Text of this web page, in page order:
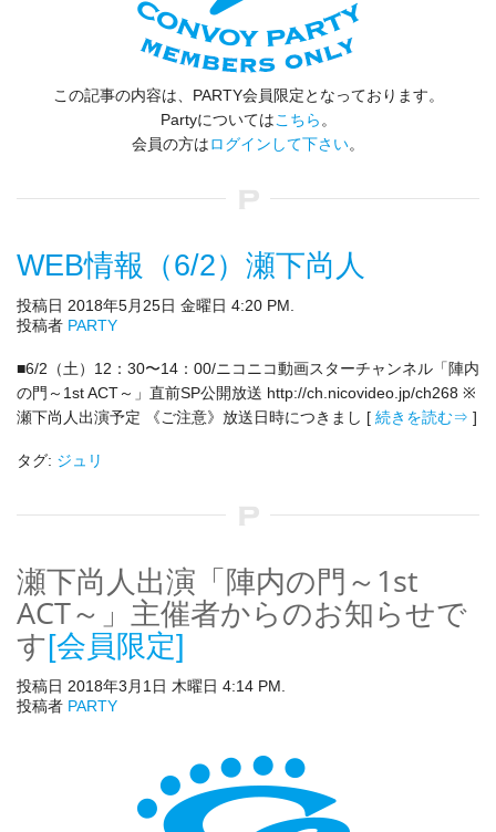
この記事の内容は、PARTY会員限定となっております。
Partyについてはこちら 。
会員の方はログインして下さい。
WEB情報（6/2）瀬下尚人
投稿日 2018年5月25日 金曜日 4:20 PM.
投稿者 PARTY
■6/2（土）12：30〜14：00/ニコニコ動画スターチャンネル「陣内
の門～1st ACT～」直前SP公開放送 http://ch.nicovideo.jp/ch268 ※
瀬下尚人出演予定 《ご注意》放送日時につきまし [ 続きを読む⇒ ]
タグ: ジュリ
瀬下尚人出演「陣内の門～1st
ACT～」主催者からのお知らせで
す [会員限定]
投稿日 2018年3月1日 木曜日 4:14 PM.
投稿者 PARTY